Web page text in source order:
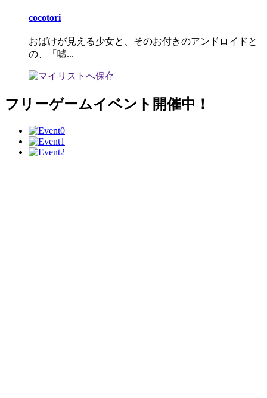
cocotori
おばけが見える少女と、そのお付きのアンドロイドと
の、「嘘...
フリーゲームイベント開催中！